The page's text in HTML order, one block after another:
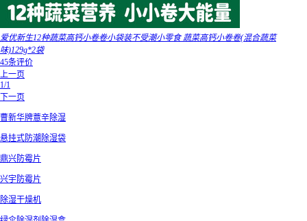
爱优新生12种蔬菜高钙小卷卷小袋装不受潮小零食 蔬菜高钙小卷卷(混合蔬菜
味)129g*2袋
45条评价
上一页
1/1
下一页
曹新华牌薏辛除湿
悬挂式防潮除湿袋
鼎兴防霉片
兴宇防霉片
除湿干燥机